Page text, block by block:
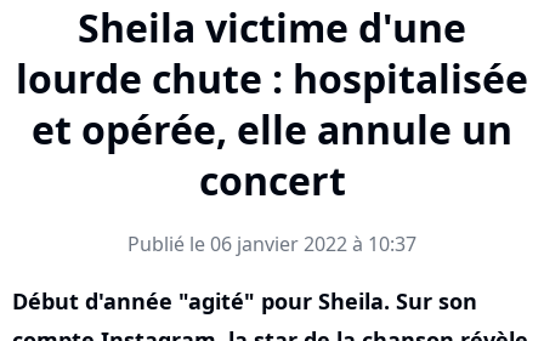
Sheila victime d'une
lourde chute : hospitalisée
et opérée, elle annule un
concert
Publié le 06 janvier 2022 à 10:37
Début d'année "agité" pour Sheila. Sur son